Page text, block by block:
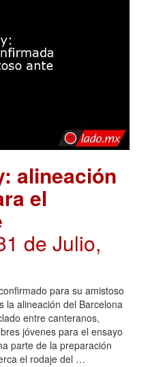
alineación
el
de Julio,
para su amistoso
la alineación del Barcelona
entre canteranos,
jóvenes para el ensayo
parte de la preparación
el rodaje del …